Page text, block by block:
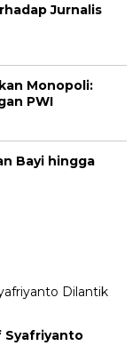
Jurnalis
Monopoli:
PWI
Bayi hingga
Syafriyanto